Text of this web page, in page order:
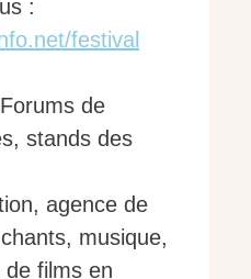
:
festival
de
stands des
agence de
musique,
de films en